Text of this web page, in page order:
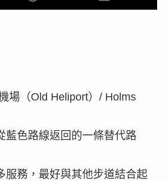
場（Old Heliport）/ Holms
藍色路線返回的一條替代路
服務，最好與其他步道結合起